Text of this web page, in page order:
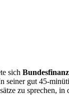
sich
seiner gut 45-
zu sprechen, in